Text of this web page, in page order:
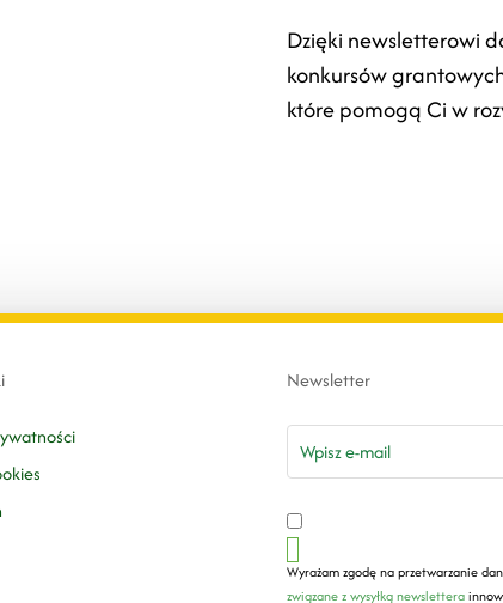
Dzięki newsletterowi
konkursów
które pomogą Ci w
Newsletter
email
Wyrażam zgodę na przetwarzanie
związane z wysyłką newslettera